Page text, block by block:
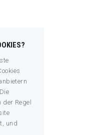
Regel
und